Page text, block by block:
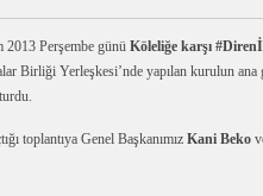
Perşembe günü Köleliğe karşı
Birliği Yerleşkesi’nde yapılan kurulun ana
toplantıya Genel Başkanımız Kani Beko